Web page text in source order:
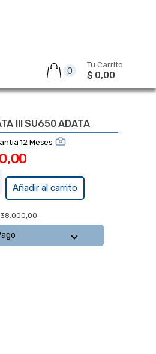
0
Tu Carrito
$ 0,00
III SU650 ADATA
12 Meses
Añadir al carrito